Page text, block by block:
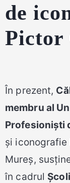
de
Pictor
În prezent,
membru al
Profesioniști
și iconografie
Mureș,
în cadrul